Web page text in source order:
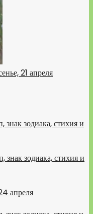
21 апреля
зодиака, стихия и
знак зодиака, стихия и
апреля